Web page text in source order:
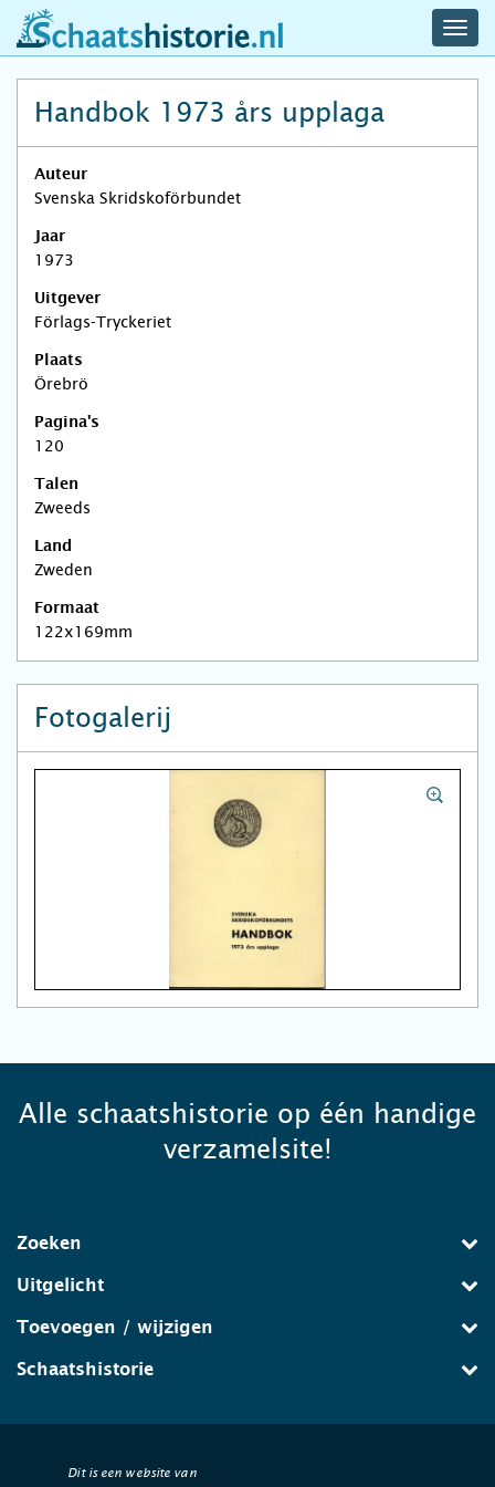
schaatshistorie.nl
Handbok 1973 års upplaga
Auteur
Svenska Skridskoförbundet
Jaar
1973
Uitgever
Förlags-Tryckeriet
Plaats
Örebrö
Pagina's
120
Talen
Zweeds
Land
Zweden
Formaat
122x169mm
Fotogalerij
Alle schaatshistorie op één handige
verzamelsite!
Zoeken
Uitgelicht
Toevoegen / wijzigen
Schaatshistorie
Dit is een website van